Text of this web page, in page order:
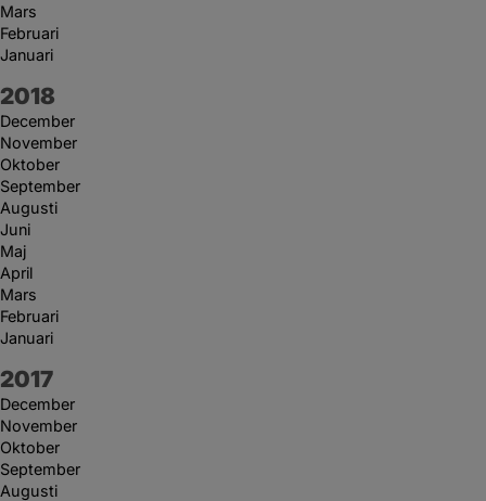
Mars
Februari
Januari
År:
2018
December
November
Oktober
September
Augusti
Juni
Maj
April
Mars
Februari
Januari
År:
2017
December
November
Oktober
September
Augusti